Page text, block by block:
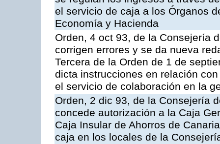
el servicio de caja a los Órganos
Economía y Hacienda
Orden, 4 oct 93, de la Consejería
corrigen errores y se da nueva
Tercera de la Orden de 1 de
dicta instrucciones en relación
el servicio de colaboración en la
Orden, 2 dic 93, de la Consejería
concede autorización a la Caja
Caja Insular de Ahorros de
caja en los locales de la